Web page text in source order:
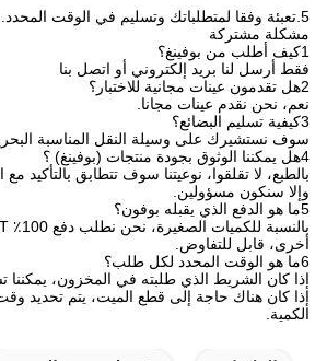
5.تعبئة وفقا لمتطلباتك وتسليم في الوقت المحدد.
مشكلة مشتركة
1كيف أطلب من بوفينغ؟
فقط أرسل لنا بريد إلكتروني أو اتصل بنا
2هل تقدمون عينات مجانية للاختبار؟
نعم، نحن نقدم عينات مجانا.
3كيفية تسليم البضائع؟
سوف نستشيرك على وسيلة النقل المناسبة
4هل يمكننا الوثوق بجودة منتجات (بوفينغ) ؟
بالطبع، لا تقلقوا، نوعيتنا سوف تتطابق بالتأكيد مع
وإلا سنكون مسؤولين.
5ما هو الدفع الذي يقبله بوفون؟
أخرى، قابل للتفاوض.
6ما هو الوقت المحدد لكل طلب؟
إذا كان الشريط الذي طلبته في المخزون، يمكننا تسليمه
إذا كان هناك حاجة إلى قطع الميت، يتم تحديد
الكمية.